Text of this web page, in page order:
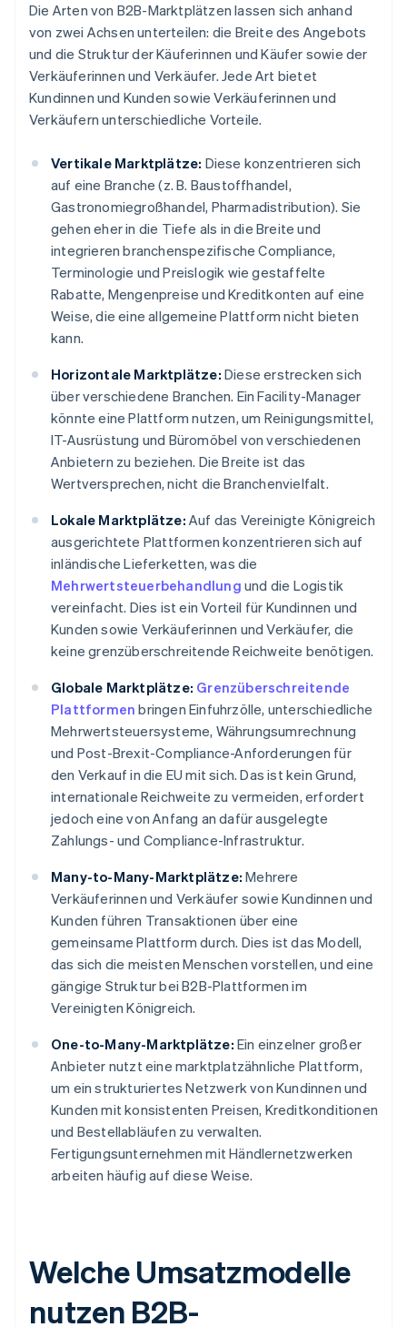
Die Arten von B2B-Marktplätzen lassen sich anhand
von zwei Achsen unterteilen: die Breite des Angebots
und die Struktur der Käuferinnen und Käufer sowie der
Verkäuferinnen und Verkäufer. Jede Art bietet
Kundinnen und Kunden sowie Verkäuferinnen und
Verkäufern unterschiedliche Vorteile.
Vertikale Marktplätze: Diese konzentrieren sich
auf eine Branche (z. B. Baustoffhandel,
Gastronomiegroßhandel, Pharmadistribution). Sie
gehen eher in die Tiefe als in die Breite und
integrieren branchenspezifische Compliance,
Terminologie und Preislogik wie gestaffelte
Rabatte, Mengenpreise und Kreditkonten auf eine
Weise, die eine allgemeine Plattform nicht bieten
kann.
Horizontale Marktplätze: Diese erstrecken sich
über verschiedene Branchen. Ein Facility-Manager
könnte eine Plattform nutzen, um Reinigungsmittel,
IT-Ausrüstung und Büromöbel von verschiedenen
Anbietern zu beziehen. Die Breite ist das
Wertversprechen, nicht die Branchenvielfalt.
Lokale Marktplätze: Auf das Vereinigte Königreich
ausgerichtete Plattformen konzentrieren sich auf
inländische Lieferketten, was die
Mehrwertsteuerbehandlung und die Logistik
vereinfacht. Dies ist ein Vorteil für Kundinnen und
Kunden sowie Verkäuferinnen und Verkäufer, die
keine grenzüberschreitende Reichweite benötigen.
Globale Marktplätze: Grenzüberschreitende
Plattformen bringen Einfuhrzölle, unterschiedliche
Mehrwertsteuersysteme, Währungsumrechnung
und Post-Brexit-Compliance-Anforderungen für
den Verkauf in die EU mit sich. Das ist kein Grund,
internationale Reichweite zu vermeiden, erfordert
jedoch eine von Anfang an dafür ausgelegte
Zahlungs- und Compliance-Infrastruktur.
Many-to-Many-Marktplätze: Mehrere
Verkäuferinnen und Verkäufer sowie Kundinnen und
Kunden führen Transaktionen über eine
gemeinsame Plattform durch. Dies ist das Modell,
das sich die meisten Menschen vorstellen, und eine
gängige Struktur bei B2B-Plattformen im
Vereinigten Königreich.
One-to-Many-Marktplätze: Ein einzelner großer
Anbieter nutzt eine marktplatzähnliche Plattform,
um ein strukturiertes Netzwerk von Kundinnen und
Kunden mit konsistenten Preisen, Kreditkonditionen
und Bestellabläufen zu verwalten.
Fertigungsunternehmen mit Händlernetzwerken
arbeiten häufig auf diese Weise.
Welche Umsatzmodelle
nutzen B2B-